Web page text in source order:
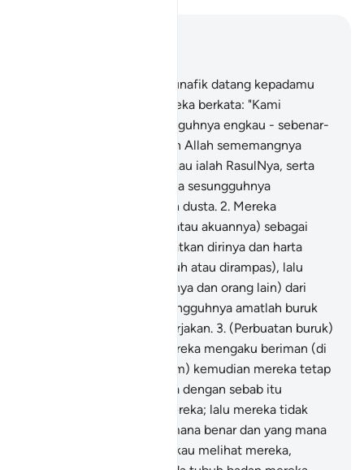
Apabila orang-orang munafik datang kepadamu
(wahai Muhammad), mereka berkata: "Kami
mengakui bahawa sesungguhnya engkau - sebenar-
benarnya Rasul Allah". Dan Allah sememangnya
mengetahui bahawa engkau ialah RasulNya, serta
Allah menyaksikan bahawa sesungguhnya
pengakuan mereka adalah dusta. 2. Mereka
menjadikan sumpahnya (atau akuannya) sebagai
perisai (untuk menyelamatkan dirinya dan harta
bendanya daripada dibunuh atau dirampas), lalu
mereka menghalang (dirinya dan orang lain) dari
menurut jalan Allah. Sesungguhnya amatlah buruk
apa yang mereka telah kerjakan. 3. (Perbuatan buruk)
yang demikian kerana mereka mengaku beriman (di
hadapan orang-orang Islam) kemudian mereka tetap
kafir sesama sendiri, maka dengan sebab itu
dimeteraikan atas hati mereka; lalu mereka tidak
dapat memahami (yang mana benar dan yang mana
Dan apabila engkau melihat mereka,